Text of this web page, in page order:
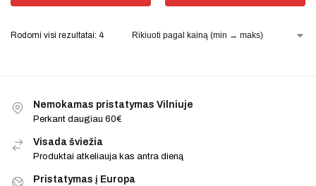
Rodomi visi rezultatai: 4
Nemokamas pristatymas Vilniuje
Perkant daugiau 60€
Visada šviežia
Produktai atkeliauja kas antra dieną
Pristatymas į Europa